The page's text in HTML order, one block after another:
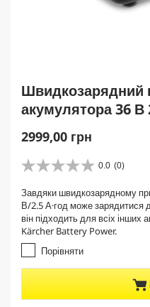
Швидкозарядний
акумулятора 36 В
C
r
e
n
t
p
r
o
d
2999,00 грн
0.0 (0)
0
0
з
5
з
р
о
.
Завдяки швидкозарядному
В/2.5 А·год може зарядитися
він підходить для всіх інших
Kärcher Battery Power.
Порівняти